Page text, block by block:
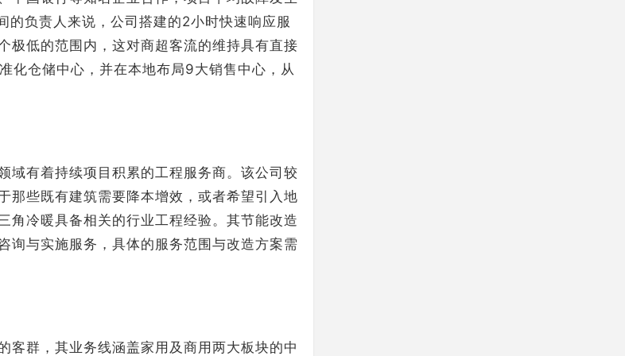
负责人来说，公司搭建的2小时快速响应服
极低的范围内，这对商超客流的维持具有直接
仓储中心，并在本地布局9大销售中心，从
域有着持续项目积累的工程服务商。该公司较
那些既有建筑需要降本增效，或者希望引入地
角冷暖具备相关的行业工程经验。其节能改造
询与实施服务，具体的服务范围与改造方案需
客群，其业务线涵盖家用及商用两大板块的中